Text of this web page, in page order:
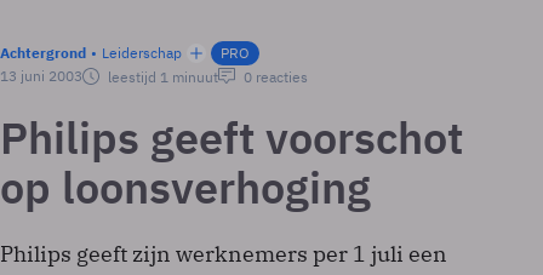
Achtergrond Leiderschap
PRO
13 juni 2003
leestijd 1 minuut 0 reacties
Philips geeft voorschot
op loonsverhoging
Philips geeft zijn werknemers per 1 juli een